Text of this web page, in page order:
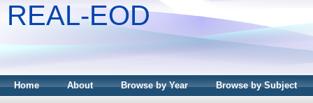
REAL-EOD
Home About Browse by Year Browse by Subject